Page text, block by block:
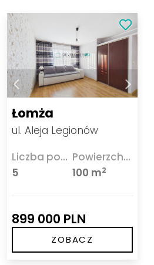
Łomża
ul. Aleja Legionów
Liczba pokoi
5
Powierzchnia
100 m2
899 000 PLN
ZOBACZ